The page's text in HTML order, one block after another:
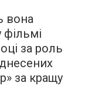
вона
фільмі
за роль
за кращу